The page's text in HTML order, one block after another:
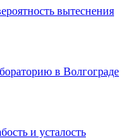
вытеснения
в Волгограде
и усталость